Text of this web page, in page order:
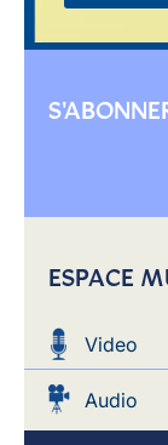
ESPACE
Video
Audio